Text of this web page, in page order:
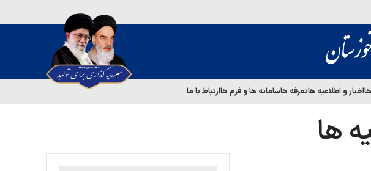
اخبار و اطلاعیه هاتعرفه هاسامانه ها و فرم هاارتباط با ما
ها